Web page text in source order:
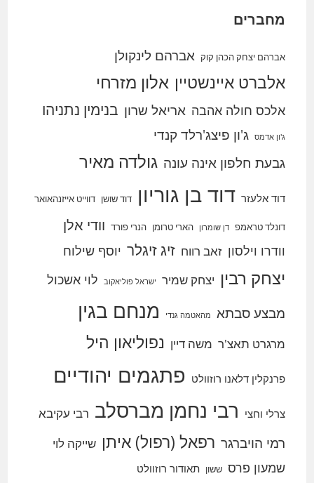
מחברים
אברהם יצחק הכהן קוק אברהם לינקולן
אלברט איינשטיין אלון מזרחי
אלכס חולה אהבה אריאל שרון בנימין נתניהו
ג'ון אדמס ג'ון פיצג'רלד קנדי
גבעת חלפון אינה עונה גולדה מאיר
דוד אלעזר דוד בן גוריון דוד שושן דווייט אייזנהאואר
דונלד טראמפ דן שומרון הארי טרומן הנרי פורד וודי אלן
וודרו וילסון זאב רווח זיג זיגלר יוסף שילוח
יצחק רבין יצחק שמיר ישראל פוליאקוב לוי אשכול
מבצע סבתא מהאטמה גנדי מנחם בגין
מרגרט תאצ'ר משה דיין נפוליאון היל
פרנקלין דלאנו רוזוולט פתגמים יהודיים
צרלי וחצי רבי נחמן מברסלב רבי עקיבא
רמי הויברגר רפאל (רפול) איתן שייקה לוי
שמעון פרס ששון תאודור רוזוולט